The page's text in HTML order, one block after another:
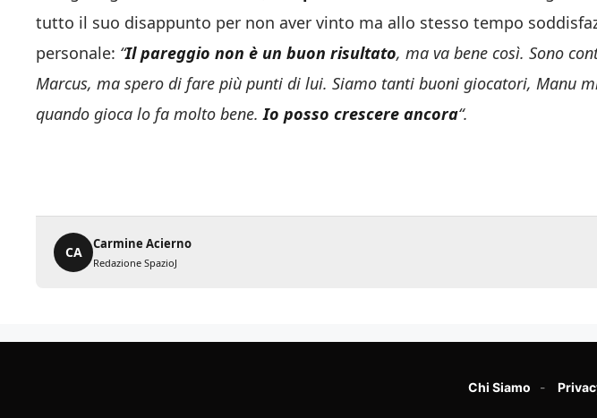
tutto il suo disappunto per non aver vinto ma allo stesso tempo
personale: “Il pareggio non è un buon risultato, ma va bene così. Sono
Marcus, ma spero di fare più punti di lui. Siamo tanti buoni giocatori, Manu
quando gioca lo fa molto bene. Io posso crescere ancora“.
CA
Carmine Acierno
Redazione SpazioJ
Chi Siamo